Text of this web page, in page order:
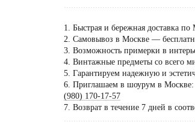
1. Быстрая и бережная доставка
2. Самовывоз в Москве —
3. Возможность примерки в
4. Винтажные предметы со всего
5. Гарантируем надежную и
6. Приглашаем в шоурум в Москве:
(980) 170-17-57
7. Возврат в течение 7 дней в по